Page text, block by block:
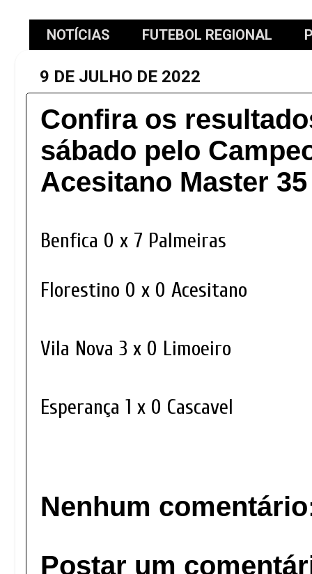
NOTÍCIAS FUTEBOL REGIONAL
9 DE JULHO DE 2022
Confira os
sábado pelo
Acesitano Master 35
Benfica 0 x 7 Palmeiras
Florestino 0 x 0 Acesitano
Vila Nova 3 x 0 Limoeiro
Esperança 1 x 0 Cascavel
Nenhum
Postar um